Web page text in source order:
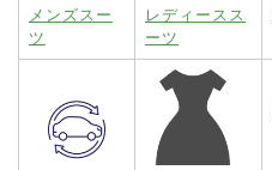
メンズスー
ツ
レディースス
ーツ